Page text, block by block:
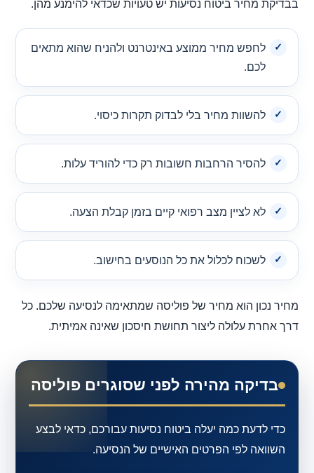
בבדיקת מחיר ביטוח נסיעות יש טעויות שכדאי להימנע מהן.
לחפש מחיר ממוצע באינטרנט ולהניח שהוא מתאים
לכם.
להשוות מחיר בלי לבדוק תקרות כיסוי.
להסיר הרחבות חשובות רק כדי להוריד עלות.
לא לציין מצב רפואי קיים בזמן קבלת הצעה.
לשכוח לכלול את כל הנוסעים בחישוב.
מחיר נכון הוא מחיר של פוליסה שמתאימה לנסיעה שלכם. כל
דרך אחרת עלולה ליצור תחושת חיסכון שאינה אמיתית.
בדיקה מהירה לפני שסוגרים פוליסה
כדי לדעת כמה יעלה ביטוח נסיעות עבורכם, כדאי לבצע
השוואה לפי הפרטים האישיים של הנסיעה.